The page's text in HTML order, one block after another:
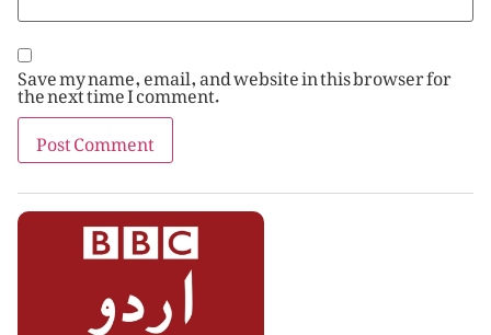
Save my name, email, and website in this browser for
the next time I comment.